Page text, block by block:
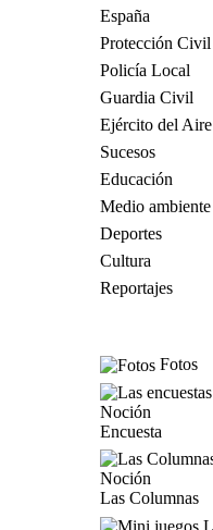
España
Protección Civil
Policía Local
Guardia Civil
Ejército del Aire
Sucesos
Educación
Medio ambiente
Deportes
Cultura
Reportajes
Fotos
Encuesta
Las Columnas